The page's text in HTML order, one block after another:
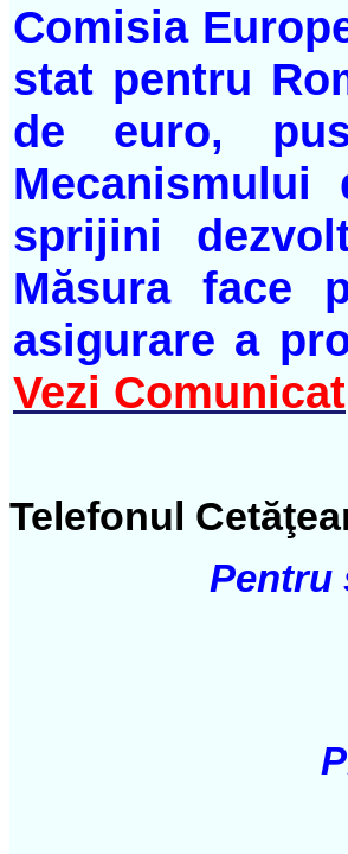
Comisia
stat pentru
de euro,
sprijini
Măsura face
asigurare a
Vezi Comunicat
Telefonul
Pentru